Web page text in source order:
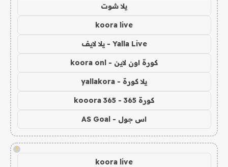
يلا شوت
koora live
Yalla Live - يلا لايف
كورة اون لاين - koora onl
يلا كورة - yallakora
كورة 365 - kooora 365
اس جول - AS Goal
!
koora live